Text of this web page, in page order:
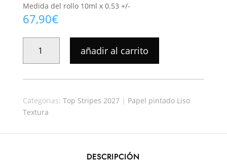
Medida del rollo 10ml x 0.53 +/-
67,90€
PINTADO
TOP
STRIPES
CANTIDAD
añadir al carrito
Categorias: Top Stripes 2027| Papel pintado Liso
Textura
DESCRIPCIÓN